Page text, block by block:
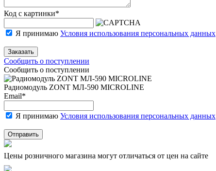
Код с картинки*
Я принимаю Условия использования персональных данных
Заказать
Сообщить о поступлении
Сообщить о поступлении
Радиомодуль ZONT МЛ-590 MICROLINE
Email*
Я принимаю Условия использования персональных данных
Отправить
Цены розничного магазина могут отличаться от цен на сайте